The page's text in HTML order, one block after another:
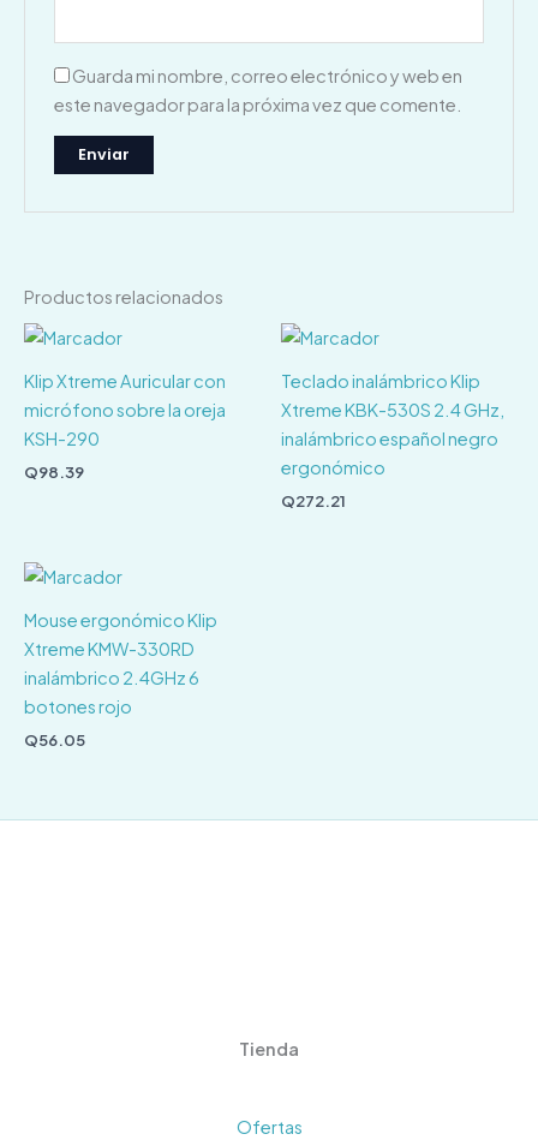
Guarda mi nombre, correo electrónico y web en
este navegador para la próxima vez que comente.
Productos relacionados
Klip Xtreme Auricular con
micrófono sobre la oreja
KSH-290
Q98.39
Teclado inalámbrico Klip
Xtreme KBK-530S 2.4 GHz,
inalámbrico español negro
ergonómico
Q272.21
Mouse ergonómico Klip
Xtreme KMW-330RD
inalámbrico 2.4GHz 6
botones rojo
Q56.05
Tienda
Ofertas